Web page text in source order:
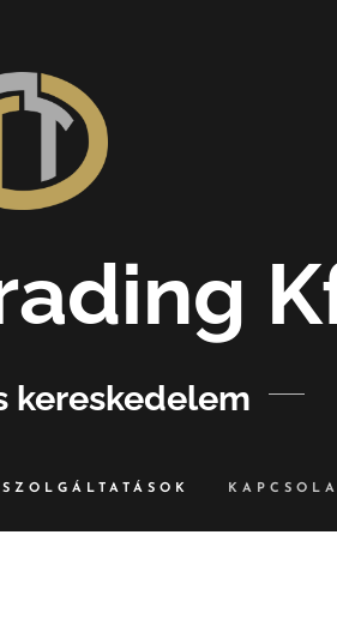
kereskedelem
SZOLGÁLTATÁSOK